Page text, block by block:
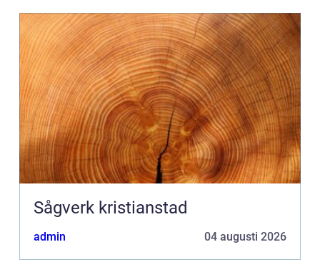
Sågverk kristianstad
admin 04 augusti 2026